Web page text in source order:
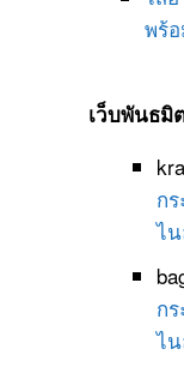
พร้
เว็บพันธมิ
ก
ไ
ก
ไ